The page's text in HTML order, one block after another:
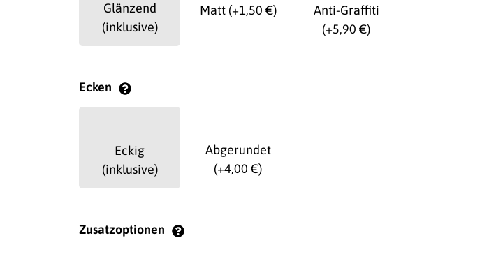
Glänzend
(inklusive)
Matt (+1,50 €)
Anti-Graffiti
(+5,90 €)
Ecken
Eckig
(inklusive)
Abgerundet
(+4,00 €)
Zusatzoptionen